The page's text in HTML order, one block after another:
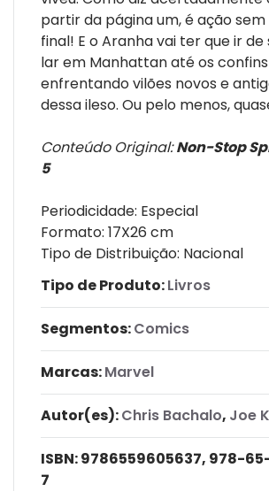
partir da página um, é ação
final! E o Aranha vai ter que ir
lar em Manhattan até os
enfrentando vilões novos e
dessa ileso. Ou pelo menos,
Conteúdo Original:Non-Stop
5
Periodicidade: Especial
Formato: 17X26 cm
Tipo de Distribuição: Nacional
Tipo de Produto:Livros
Segmentos:Comics
Marcas:Marvel
Autor(es):Chris Bachalo, Joe
ISBN:9786559605637, 978-
7